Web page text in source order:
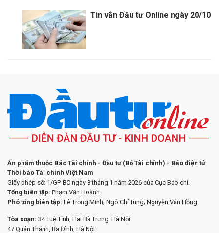
Tin vắn Đầu tư Online ngày 20/10
Ấn phẩm thuộc Báo Tài chính - Đầu tư (Bộ Tài chính) - Báo điện tử
Thời báo Tài chính Việt Nam
Giấy phép số: 1/GP-BC ngày 8 tháng 1 năm 2026 của Cục Báo chí.
Tổng biên tập: Phạm Văn Hoành
Phó tổng biên tập: Lê Trọng Minh; Ngô Chí Tùng; Nguyễn Văn Hồng
Tòa soạn: 34 Tuệ Tĩnh, Hai Bà Trưng, Hà Nội
47 Quán Thánh, Ba Đình, Hà Nội